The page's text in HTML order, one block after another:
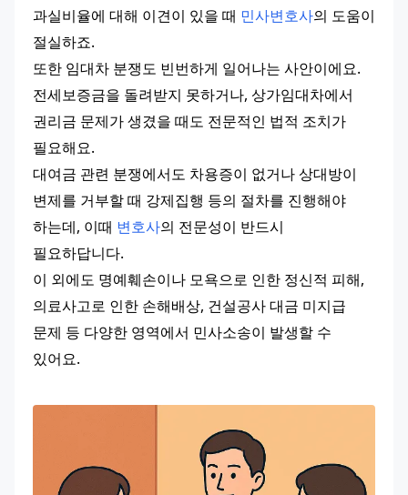
과실비율에 대해 이견이 있을 때 민사변호사의 도움이
절실하죠.
또한 임대차 분쟁도 빈번하게 일어나는 사안이에요.
전세보증금을 돌려받지 못하거나, 상가임대차에서
권리금 문제가 생겼을 때도 전문적인 법적 조치가
필요해요.
대여금 관련 분쟁에서도 차용증이 없거나 상대방이
변제를 거부할 때 강제집행 등의 절차를 진행해야
하는데, 이때 변호사의 전문성이 반드시
필요하답니다.
이 외에도 명예훼손이나 모욕으로 인한 정신적 피해,
의료사고로 인한 손해배상, 건설공사 대금 미지급
문제 등 다양한 영역에서 민사소송이 발생할 수
있어요.